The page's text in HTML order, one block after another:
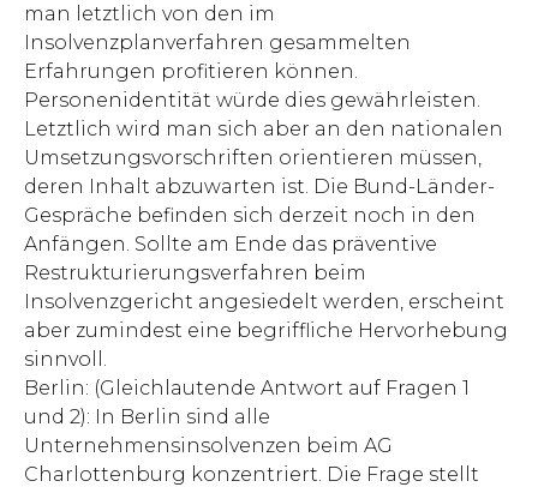
man letztlich von den im
Insolvenzplanverfahren gesammelten
Erfahrungen profitieren können.
Personenidentität würde dies gewährleisten.
Letztlich wird man sich aber an den nationalen
Umsetzungsvorschriften orientieren müssen,
deren Inhalt abzuwarten ist. Die Bund-Länder-
Gespräche befinden sich derzeit noch in den
Anfängen. Sollte am Ende das präventive
Restrukturierungsverfahren beim
Insolvenzgericht angesiedelt werden, erscheint
aber zumindest eine begriffliche Hervorhebung
sinnvoll.
Berlin: (Gleichlautende Antwort auf Fragen 1
und 2): In Berlin sind alle
Unternehmensinsolvenzen beim AG
Charlottenburg konzentriert.­ Die Frage stellt